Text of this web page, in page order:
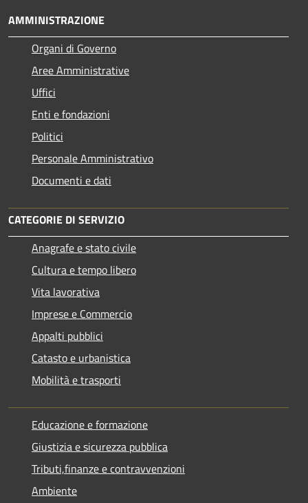
AMMINISTRAZIONE
Organi di Governo
Aree Amministrative
Uffici
Enti e fondazioni
Politici
Personale Amministrativo
Documenti e dati
CATEGORIE DI SERVIZIO
Anagrafe e stato civile
Cultura e tempo libero
Vita lavorativa
Imprese e Commercio
Appalti pubblici
Catasto e urbanistica
Mobilità e trasporti
Educazione e formazione
Giustizia e sicurezza pubblica
Tributi,finanze e contravvenzioni
Ambiente